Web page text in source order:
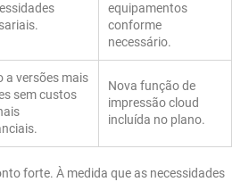
equipamentos
conforme
necessário.
a versões mais
sem custos
Nova função de
impressão cloud
incluída no plano.
forte. À medida que as necessidades